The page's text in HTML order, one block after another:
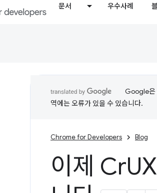
문서 우수사례
Google은
역에는 오류가 있을 수 있습니다.
Chrome for Developers Blog
이제 Cr